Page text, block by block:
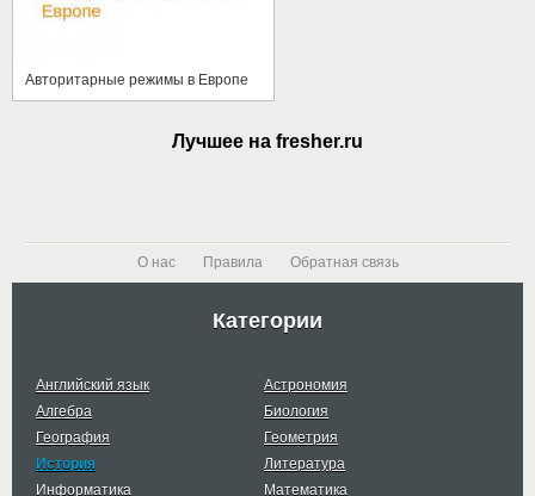
Авторитарные режимы в Европе
Лучшее на fresher.ru
О нас Правила Обратная связь
Категории
Английский язык
Астрономия
Алгебра
Биология
География
Геометрия
История
Литература
Информатика
Математика